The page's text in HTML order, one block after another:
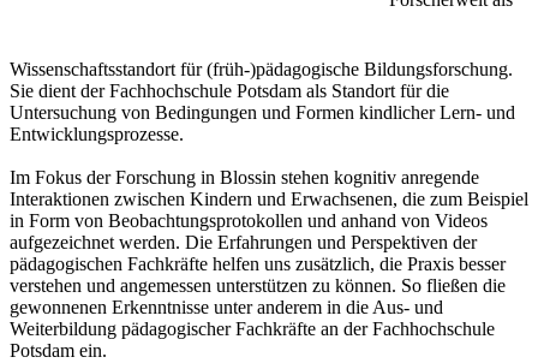
Wissenschaftsstandort für (früh-)pädagogische Bildungsforschung.
Sie dient der Fachhochschule Potsdam als Standort für die
Untersuchung von Bedingungen und Formen kindlicher Lern- und
Entwicklungsprozesse.
Im Fokus der Forschung in Blossin stehen kognitiv anregende
Interaktionen zwischen Kindern und Erwachsenen, die zum Beispiel
in Form von Beobachtungsprotokollen und anhand von Videos
aufgezeichnet werden. Die Erfahrungen und Perspektiven der
pädagogischen Fachkräfte helfen uns zusätzlich, die Praxis besser
verstehen und angemessen unterstützen zu können. So fließen die
gewonnenen Erkenntnisse unter anderem in die Aus- und
Weiterbildung pädagogischer Fachkräfte an der Fachhochschule
Potsdam ein.